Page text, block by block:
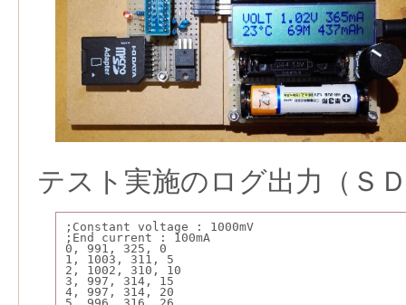
テスト実施のログ出力（Ｓ
;Constant voltage : 1000mV
;End current : 100mA
0, 991, 325, 0
1, 1003, 311, 5
2, 1002, 310, 10
3, 997, 314, 15
4, 997, 314, 20